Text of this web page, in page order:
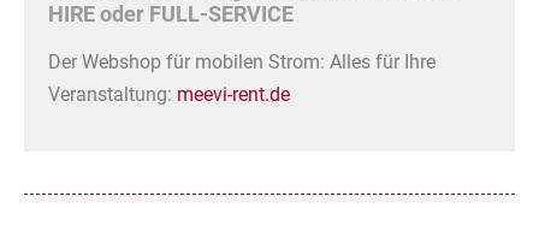
HIRE oder FULL-SERVICE
Der Webshop für mobilen Strom: Alles für Ihre
Veranstaltung: meevi-rent.de